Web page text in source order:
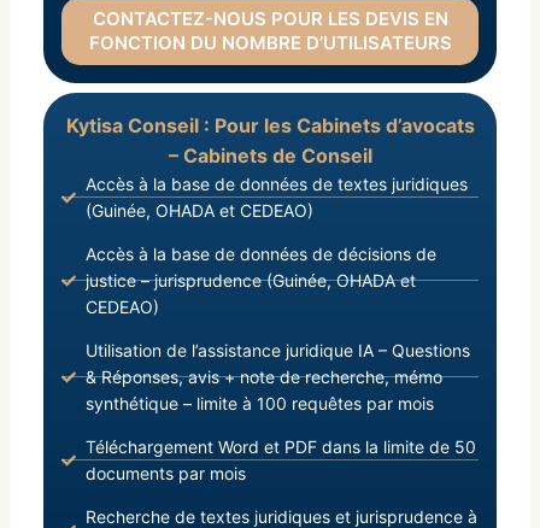
CONTACTEZ-NOUS POUR LES DEVIS EN
FONCTION DU NOMBRE D’UTILISATEURS
Kytisa Conseil : Pour les Cabinets d’avocats
– Cabinets de Conseil
Accès à la base de données de textes juridiques
(Guinée, OHADA et CEDEAO)
Accès à la base de données de décisions de
justice – jurisprudence (Guinée, OHADA et
CEDEAO)
Utilisation de l’assistance juridique IA – Questions
& Réponses, avis + note de recherche, mémo
synthétique – limite à 100 requêtes par mois
Téléchargement Word et PDF dans la limite de 50
documents par mois
Recherche de textes juridiques et jurisprudence à